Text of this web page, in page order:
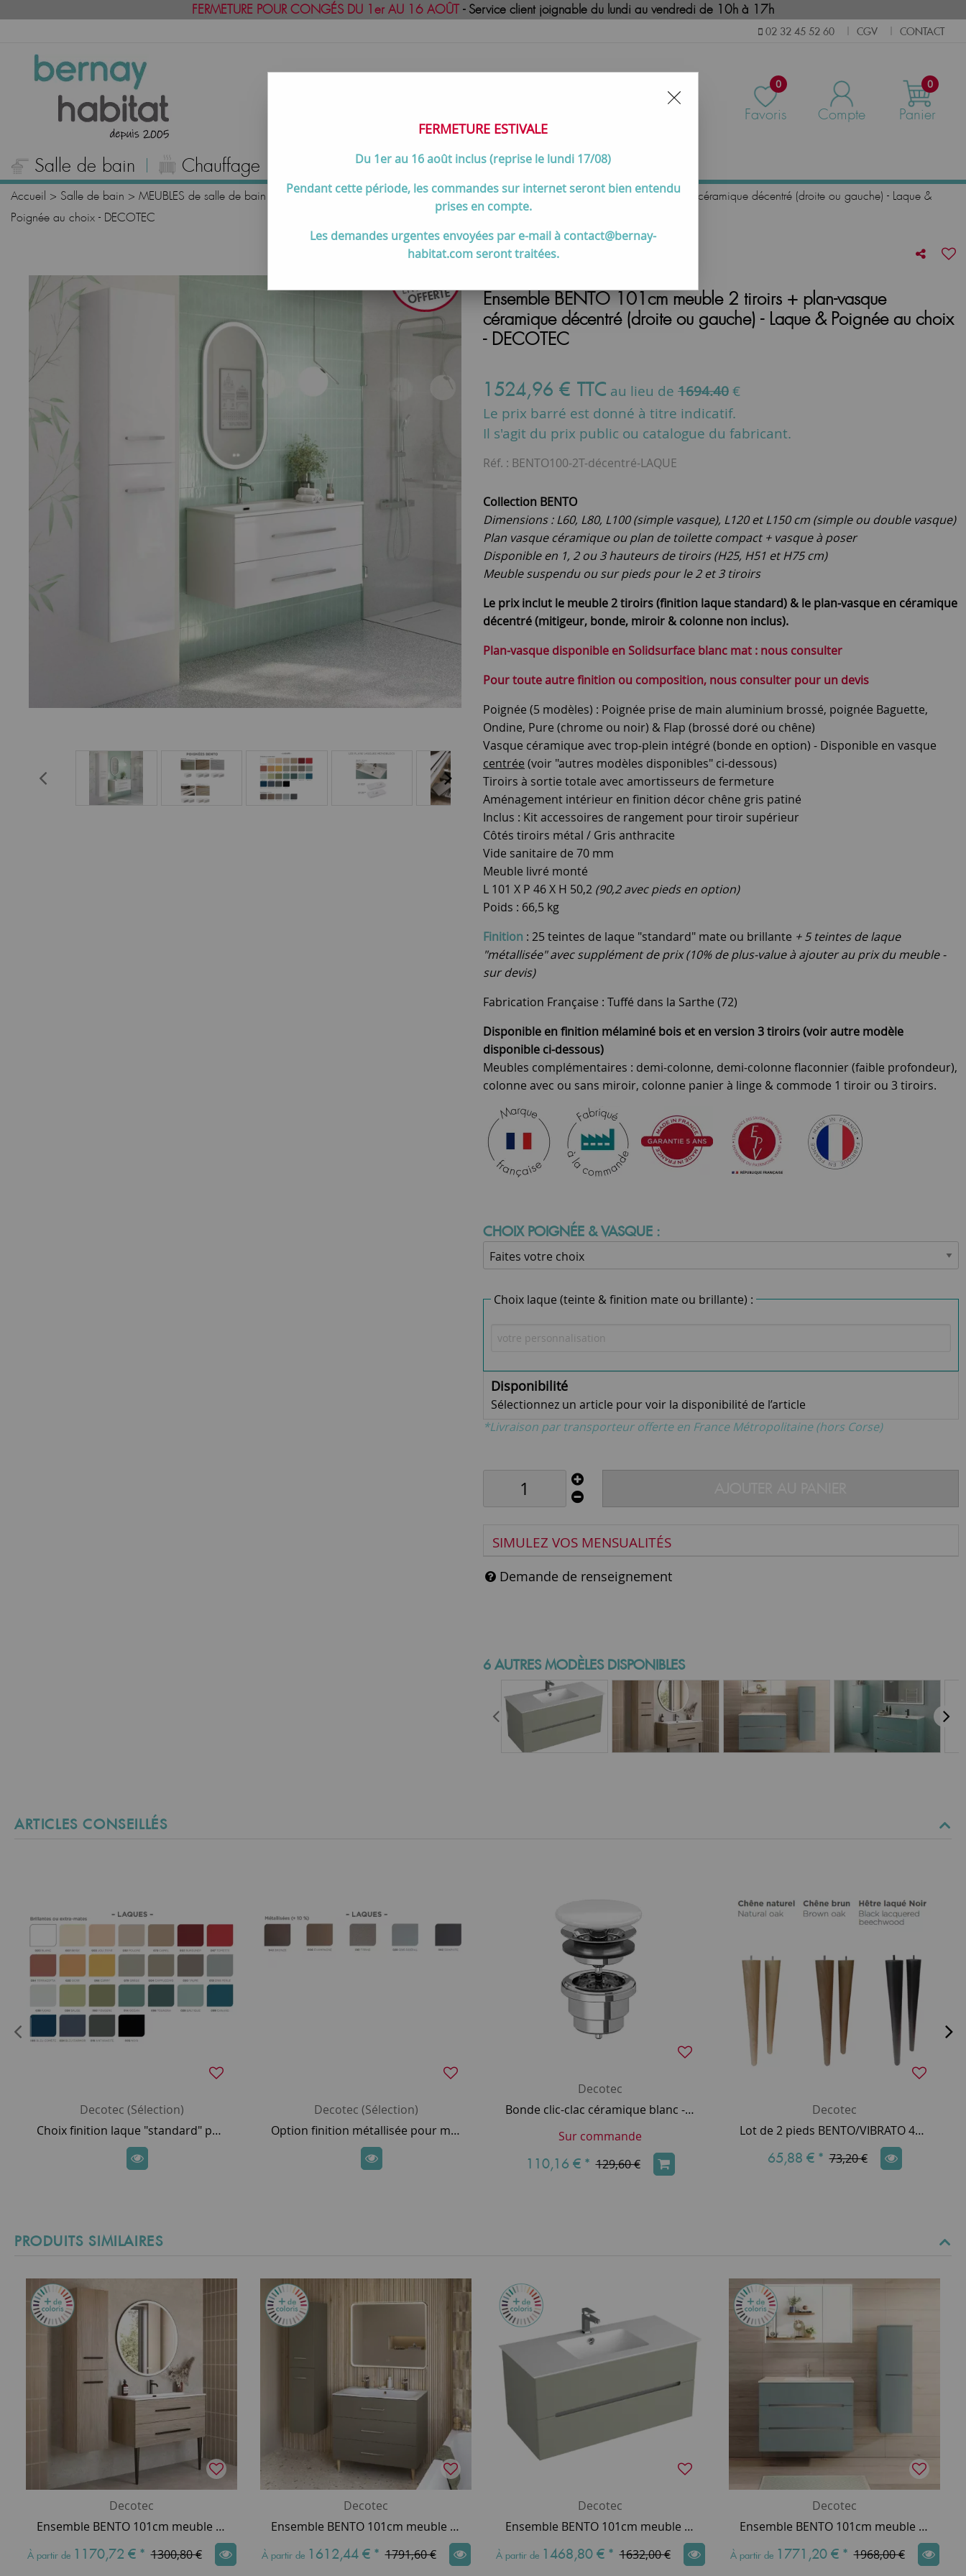
FERMETURE POUR CONGÉS DU 1er AU 16 AOÛT- Service client joignable du lundi au vendredi de 10h à 17h
02 32 45 52 60 CGV CONTACT
0
Favoris Compte
0
Panier
Salle de bain Chauffage Cuisson Meilleures ventes Contactez-nous
Accueil > Salle de bain > MEUBLES de salle de bain Meubles de 80 à 105 cm >Ensemble BENTO 101cm meuble 2 tiroirs + plan-vasque céramique décentré (droite ou gauche) - Laque &
Poignée au choix - DECOTEC
Ensemble BENTO 101cm meuble 2 tiroirs + plan-vasque
céramique décentré (droite ou gauche) - Laque & Poignée au choix
- DECOTEC
1524,96 € TTC au lieu de 1694.40€
Le prix barré est donné à titre indicatif.
Il s'agit du prix public ou catalogue du fabricant.
Réf. : BENTO100-2T-décentré-LAQUE
Collection BENTO
Dimensions : L60, L80, L100 (simple vasque), L120 et L150 cm (simple ou double vasque)
Plan vasque céramique ou plan de toilette compact + vasque à poser
Disponible en 1, 2 ou 3 hauteurs de tiroirs (H25, H51 et H75 cm)
Meuble suspendu ou sur pieds pour le 2 et 3 tiroirs
Le prix inclut le meuble 2 tiroirs (finition laque standard) & le plan-vasque en céramique
décentré (mitigeur, bonde, miroir & colonne non inclus).
Plan-vasque disponible en Solidsurface blanc mat : nous consulter
Pour toute autre finition ou composition, nous consulter pour un devis
Poignée (5 modèles) : Poignée prise de main aluminium brossé, poignée Baguette,
Ondine, Pure (chrome ou noir) & Flap (brossé doré ou chêne)
Vasque céramique avec trop-plein intégré (bonde en option) - Disponible en vasque
centrée (voir "autres modèles disponibles" ci-dessous)
Tiroirs à sortie totale avec amortisseurs de fermeture
Aménagement intérieur en finition décor chêne gris patiné
Inclus : Kit accessoires de rangement pour tiroir supérieur
Côtés tiroirs métal / Gris anthracite
Vide sanitaire de 70 mm
Meuble livré monté
L 101 X P 46 X H 50,2 (90,2 avec pieds en option)
Poids : 66,5 kg
Finition : 25 teintes de laque "standard" mate ou brillante + 5 teintes de laque
"métallisée" avec supplément de prix (10% de plus-value à ajouter au prix du meuble -
sur devis)
Fabrication Française : Tuffé dans la Sarthe (72)
Disponible en finition mélaminé bois et en version 3 tiroirs (voir autre modèle
disponible ci-dessous)
Meubles complémentaires : demi-colonne, demi-colonne flaconnier (faible profondeur),
colonne avec ou sans miroir, colonne panier à linge & commode 1 tiroir ou 3 tiroirs.
CHOIX POIGNÉE & VASQUE :
Choix laque (teinte & finition mate ou brillante) :
Disponibilité
Sélectionnez un article pour voir la disponibilité de l’article
*Livraison par transporteur offerte en France Métropolitaine (hors Corse)
SIMULEZ VOS MENSUALITÉS
Demande de renseignement
6 AUTRES MODÈLES DISPONIBLES
ARTICLES CONSEILLÉS
Decotec (Sélection)
Choix finition laque "standard" pour meuble DECOTEC
Decotec (Sélection)
Option finition métallisée pour meuble laqué DECOTEC (10% de plus-value) - SUR DEVIS
Decotec
Bonde clic-clac céramique blanc - DECOTEC Réf. 143457100015
Sur commande
110,16 € * 129,60 €
Decotec
Lot de 2 pieds BENTO/VIBRATO 40cm - Finition bois - DECOTEC
65,88 € * 73,20 €
PRODUITS SIMILAIRES
Decotec
Ensemble BENTO 101cm meuble 2 tiroirs + plan-vasque céramique - Mélaminé décor bois & Poignée au choix - DECOTEC
À partir de 1170,72 € * 1300,80 €
Decotec
Ensemble BENTO 101cm meuble 3 tiroirs + plan simple vasque perçé 2 robinets - Décor bois ou Laque & Poignée au choix - DECOTEC
À partir de 1612,44 € * 1791,60 €
Decotec
Ensemble BENTO 101cm meuble 2 tiroirs + plan-vasque céramique centré - Laque & Poignée au choix - DECOTEC
À partir de 1468,80 € * 1632,00 €
Decotec
Ensemble BENTO 101cm meuble 3 tiroirs + plan-vasque céramique centré - Laque & Poignée au choix - DECOTEC
À partir de 1771,20 € * 1968,00 €
FERMETURE ESTIVALE
Du 1er au 16 août inclus (reprise le lundi 17/08)
Pendant cette période, les commandes sur internet seront bien entendu
prises en compte.
Les demandes urgentes envoyées par e-mail à contact@bernay-
habitat.com seront traitées.